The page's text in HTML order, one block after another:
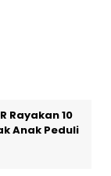
Rayakan 10
Anak Peduli